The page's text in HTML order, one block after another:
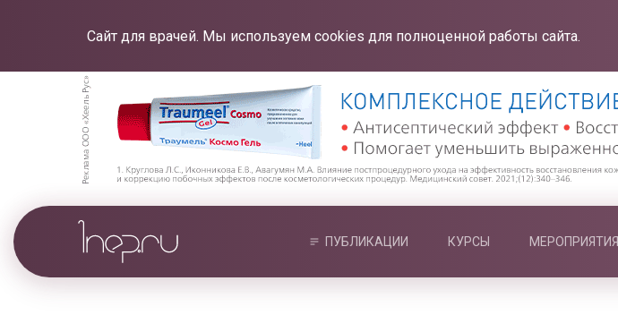
Сайт для врачей. Мы используем cookies для полноценной работы сайта.
ПУБЛИКАЦИИ КУРСЫ МЕРОПРИЯТИЯ